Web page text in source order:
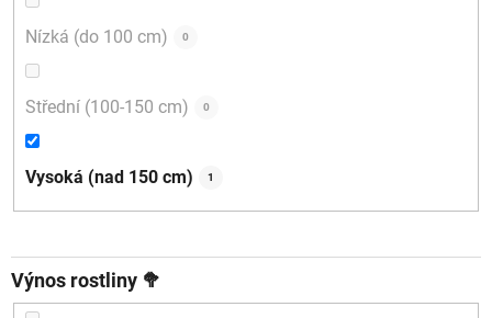
Nízká (do 100 cm) 0
Střední (100-150 cm) 0
Vysoká (nad 150 cm) 1
Výnos rostliny 🥦